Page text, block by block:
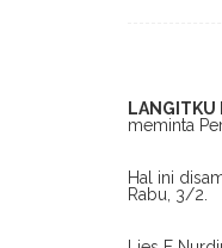
meminta
Hal ini
Rabu, 3/2.